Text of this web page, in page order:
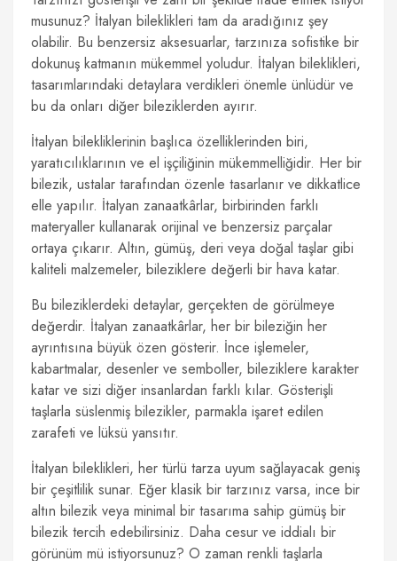
musunuz? İtalyan bileklikleri tam da aradığınız şey
olabilir. Bu benzersiz aksesuarlar, tarzınıza sofistike bir
dokunuş katmanın mükemmel yoludur. İtalyan bileklikleri,
tasarımlarındaki detaylara verdikleri önemle ünlüdür ve
bu da onları diğer bileziklerden ayırır.
İtalyan bilekliklerinin başlıca özelliklerinden biri,
yaratıcılıklarının ve el işçiliğinin mükemmelliğidir. Her bir
bilezik, ustalar tarafından özenle tasarlanır ve dikkatlice
elle yapılır. İtalyan zanaatkârlar, birbirinden farklı
materyaller kullanarak orijinal ve benzersiz parçalar
ortaya çıkarır. Altın, gümüş, deri veya doğal taşlar gibi
kaliteli malzemeler, bileziklere değerli bir hava katar.
Bu bileziklerdeki detaylar, gerçekten de görülmeye
değerdir. İtalyan zanaatkârlar, her bir bileziğin her
ayrıntısına büyük özen gösterir. İnce işlemeler,
kabartmalar, desenler ve semboller, bileziklere karakter
katar ve sizi diğer insanlardan farklı kılar. Gösterişli
taşlarla süslenmiş bilezikler, parmakla işaret edilen
zarafeti ve lüksü yansıtır.
İtalyan bileklikleri, her türlü tarza uyum sağlayacak geniş
bir çeşitlilik sunar. Eğer klasik bir tarzınız varsa, ince bir
altın bilezik veya minimal bir tasarıma sahip gümüş bir
bilezik tercih edebilirsiniz. Daha cesur ve iddialı bir
görünüm mü istiyorsunuz? O zaman renkli taşlarla